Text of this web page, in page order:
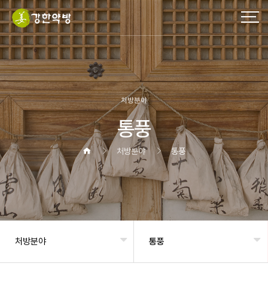
처방분야
통풍
처방분야 통풍
처방분야 통풍